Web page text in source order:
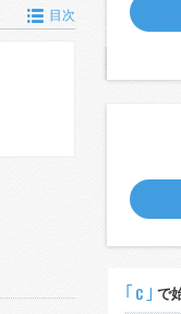
目次
｢c｣ で